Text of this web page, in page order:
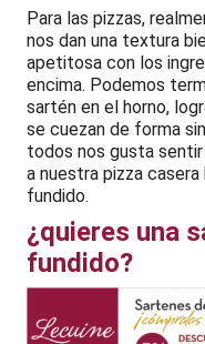
Para las pizzas,
nos dan una textura
apetitosa con los
encima. Podemos
sartén en el horno,
se cuezan de forma
todos nos gusta
a nuestra pizza
fundido.
¿quieres una
fundido?